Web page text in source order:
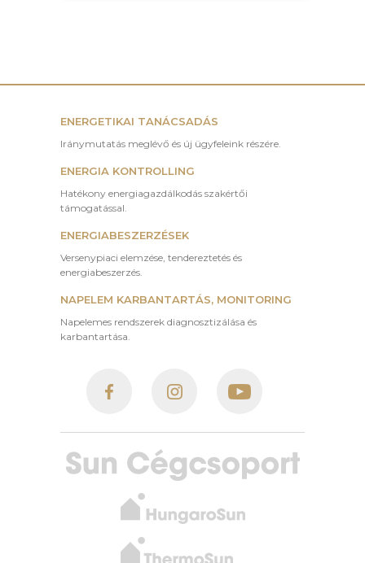
ENERGETIKAI TANÁCSADÁS
Iránymutatás meglévő és új ügyfeleink részére.
ENERGIA KONTROLLING
Hatékony energiagazdálkodás szakértői
támogatással.
ENERGIABESZERZÉSEK
Versenypiaci elemzése, tendereztetés és
energiabeszerzés.
NAPELEM KARBANTARTÁS, MONITORING
Napelemes rendszerek diagnosztizálása és
karbantartása.